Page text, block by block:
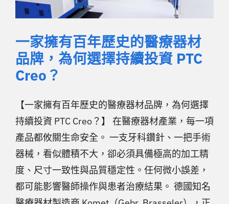
一家擁有百年歷史的醫療器材
品牌，為何選擇持續投資 PTC
Creo？
【一家擁有百年歷史的醫療器材品牌，為何選擇
持續投資 PTC Creo？】 在醫療器材產業，每一項
產品都攸關生命安全。 一支牙科鑽針、一把手術
器械，看似體積不大，卻必須具備極高的加工精
度、尺寸一致性與品質穩定性。任何微小誤差，
都可能影響醫師操作與患者治療結果。 德國知名